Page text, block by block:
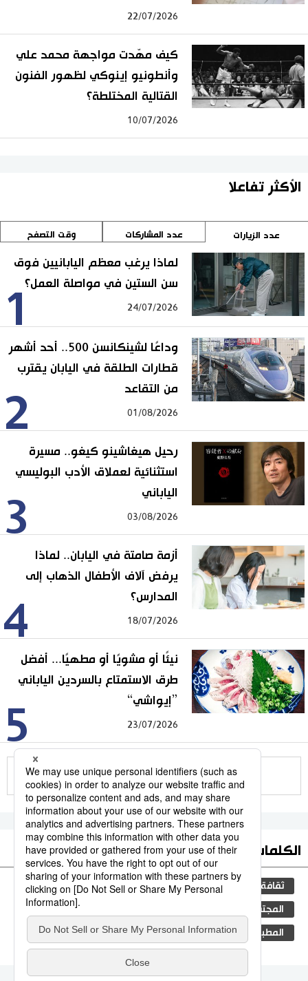
22/07/2026
كيف مهّدت مواجهة محمد علي
وأنطونيو إينوكي لظهور الفنون
القتالية المختلطة؟
10/07/2026
الأكثر تفاعلا
عدد الزيارات عدد المشاركات وقت التصفح
1
لماذا يرغب معظم اليابانيين فوق
سن الستين في مواصلة العمل؟
24/07/2026
2
وداعًا لشينكانسن 500.. أحد أشهر
قطارات الطلقة في اليابان يقترب
من التقاعد
01/08/2026
3
رحيل هيغاشينو كيغو.. مسيرة
استثنائية لعملاق الأدب البوليسي
الياباني
03/08/2026
4
أزمة صامتة في اليابان.. لماذا
يرفض آلاف الأطفال الذهاب إلى
المدارس؟
18/07/2026
5
نيئًا أو مشويًا أو مطهيًا... أفضل
طرق الاستمتاع بالسردين الياباني
”إيواشي“
23/07/2026
للمزيد
الكلمات الأكثر بحثا
ثقافة جيجي برس اليابان مجتمع
المجتمع الياباني
المطبخ الياباني تكنولوجيا سياسة